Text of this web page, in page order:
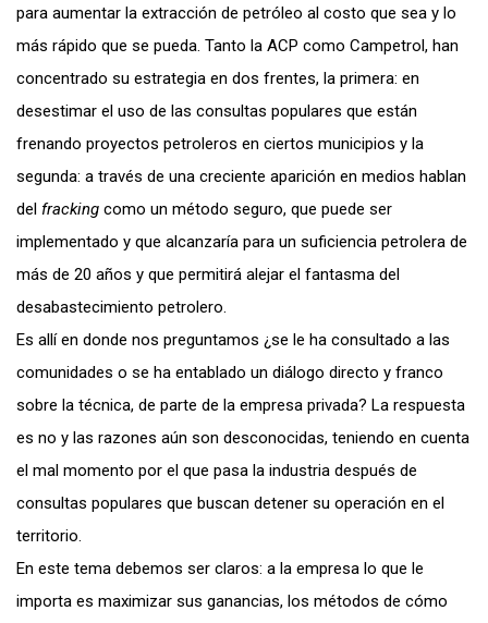
para aumentar la extracción de petróleo al costo que sea y lo
más rápido que se pueda. Tanto la ACP como Campetrol, han
concentrado su estrategia en dos frentes, la primera: en
desestimar el uso de las consultas populares que están
frenando proyectos petroleros en ciertos municipios y la
segunda: a través de una creciente aparición en medios hablan
del fracking como un método seguro, que puede ser
implementado y que alcanzaría para un suficiencia petrolera de
más de 20 años y que permitirá alejar el fantasma del
desabastecimiento petrolero.
Es allí en donde nos preguntamos ¿se le ha consultado a las
comunidades o se ha entablado un diálogo directo y franco
sobre la técnica, de parte de la empresa privada? La respuesta
es no y las razones aún son desconocidas, teniendo en cuenta
el mal momento por el que pasa la industria después de
consultas populares que buscan detener su operación en el
territorio.
En este tema debemos ser claros: a la empresa lo que le
importa es maximizar sus ganancias, los métodos de cómo